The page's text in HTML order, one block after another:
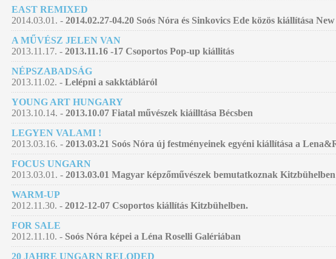
EAST REMIXED
2014.03.01. - 2014.02.27-04.20 Soós Nóra és Sinkovics Ede közös kiállítása
A MŰVÉSZ JELEN VAN
2013.11.17. - 2013.11.16 -17 Csoportos Pop-up kiállitás
NÉPSZABADSÁG
2013.11.02. - Lelépni a sakktábláról
YOUNG ART HUNGARY
2013.10.14. - 2013.10.07 Fiatal művészek kiáilltása Bécsben
LEGYEN VALAMI !
2013.03.16. - 2013.03.21 Soós Nóra új festményeinek egyéni kiállítása a
FOCUS UNGARN
2013.03.01. - 2013.03.01 Magyar képzőművészek bemutatkoznak Kitzbühelben
WARM-UP
2012.11.30. - 2012-12-07 Csoportos kiállítás Kitzbühelben.
FOR SALE
2012.11.10. - Soós Nóra képei a Léna Roselli Galériában
20 JAHRE UNGARN RELODED